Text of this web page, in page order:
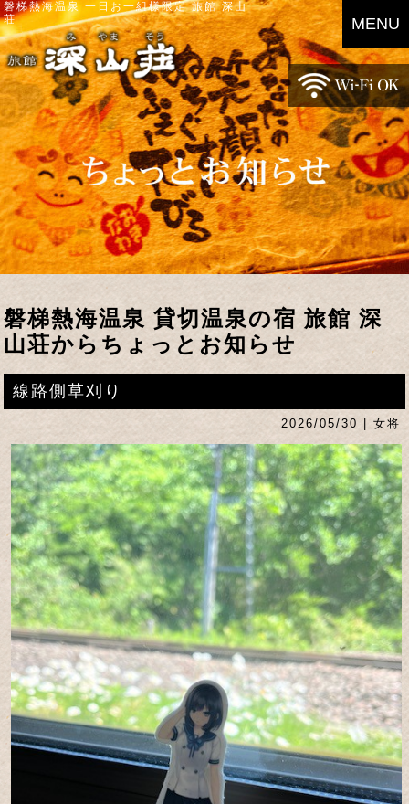
磐梯熱海温泉 一日お一組様限定 旅館 深山
荘
磐梯熱海温泉 貸切温泉の宿 旅館 深
山荘からちょっとお知らせ
線路側草刈り
2026/05/30 | 女将
MENU